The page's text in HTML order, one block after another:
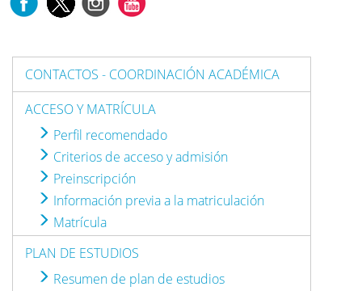
CONTACTOS - COORDINACIÓN ACADÉMICA
ACCESO Y MATRÍCULA
Perfil recomendado
Criterios de acceso y admisión
Preinscripción
Información previa a la matriculación
Matrícula
PLAN DE ESTUDIOS
Resumen de plan de estudios